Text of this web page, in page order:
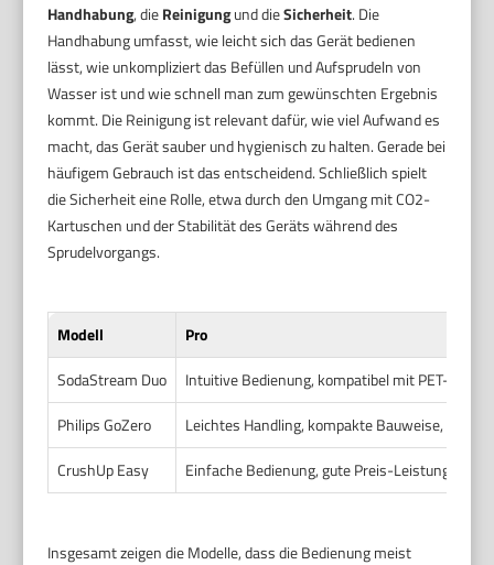
Handhabung, dieReinigungund dieSicherheit. Die
Handhabung umfasst, wie leicht sich das Gerät bedienen
lässt, wie unkompliziert das Befüllen und Aufsprudeln von
Wasser ist und wie schnell man zum gewünschten Ergebnis
kommt. Die Reinigung ist relevant dafür, wie viel Aufwand es
macht, das Gerät sauber und hygienisch zu halten. Gerade bei
häufigem Gebrauch ist das entscheidend. Schließlich spielt
die Sicherheit eine Rolle, etwa durch den Umgang mit CO2-
Kartuschen und der Stabilität des Geräts während des
Sprudelvorgangs.
Modell
Pro
SodaStream Duo
Intuitive Bedienung, kompatibel mit PET- und
Philips GoZero
Leichtes Handling, kompakte Bauweise,
CrushUp Easy
Einfache Bedienung, gute Preis-Leistung,
Insgesamt zeigen die Modelle, dass die Bedienung meist